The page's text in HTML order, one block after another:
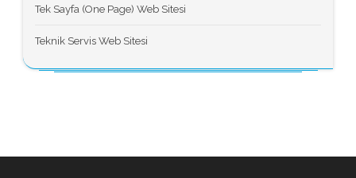
Tek Sayfa (One Page) Web Sitesi
Teknik Servis Web Sitesi